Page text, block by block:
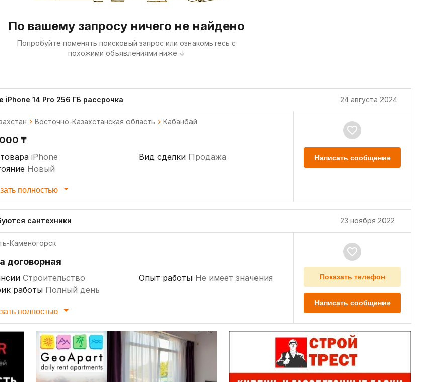
По вашему запросу ничего не найдено
Попробуйте поменять поисковый запрос или ознакомьтесь с
похожими объявлениями ниже ↓
iPhone 14 Pro 256 ГБ рассрочка 24 августа 2024
Восточно-Казахстанская область Кабанбай
₸
iPhone
Новый
Вид сделки Продажа
полностью
Написать сообщение
сантехники 23 ноября 2022
Каменогорск
договорная
Строительство
работы Полный день
Опыт работы Не имеет значения
полностью
Показать телефон
Написать сообщение